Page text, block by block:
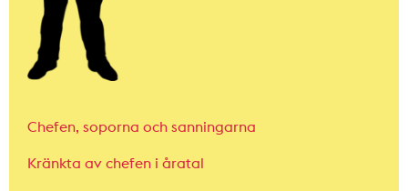
Chefen, soporna och sanningarna
Kränkta av chefen i åratal